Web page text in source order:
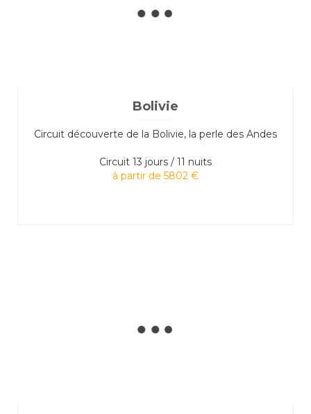
Bolivie
Circuit découverte de la Bolivie, la perle des Andes
Circuit 13 jours / 11 nuits
à partir de 5802 €